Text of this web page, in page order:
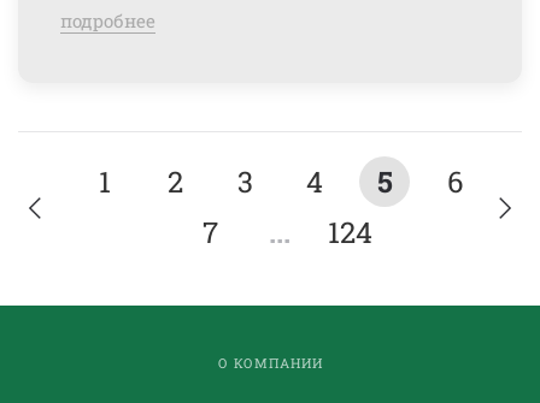
подробнее
1 2 3 4 5
6
7
... 124
О КОМПАНИИ